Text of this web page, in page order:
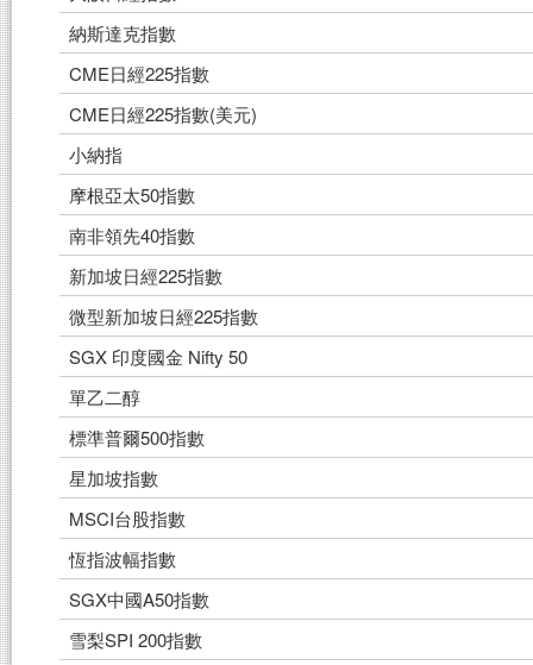
納斯達克指數
CME日經225指數
CME日經225指數(美元)
小納指
摩根亞太50指數
南非領先40指數
新加坡日經225指數
微型新加坡日經225指數
SGX 印度國金 Nifty 50
單乙二醇
標準普爾500指數
星加坡指數
MSCI台股指數
恆指波幅指數
SGX中國A50指數
雪梨SPI 200指數